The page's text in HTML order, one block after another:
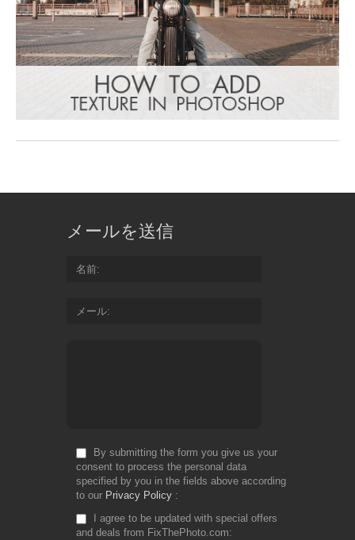
メールを送信
名前
メール
By submitting the form you give us your
consent to process the personal data
specified by you in the fields above according
to our Privacy Policy
I agree to be updated with special offers
and deals from FixThePhoto.com